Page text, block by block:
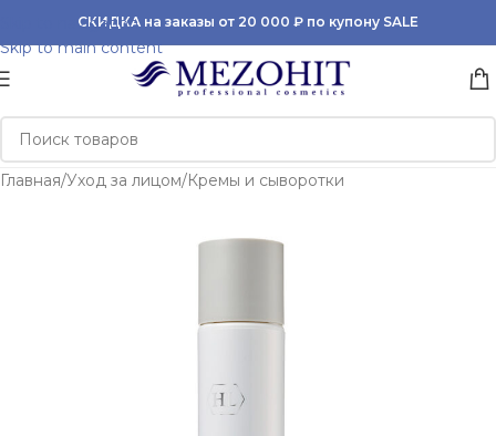
Skip to navigation
Skip to main content
СКИДКА на заказы от 20 000 ₽ по купону SALE
Главная/Уход за лицом/Кремы и сыворотки